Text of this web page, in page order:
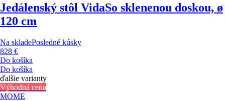
Jedálenský stôl VidaSo sklenenou doskou, ø
120 cm
Na skladePosledné kúsky
828 €
Do košíka
Do košíka
ďalšie varianty
Výhodná cena
MOME